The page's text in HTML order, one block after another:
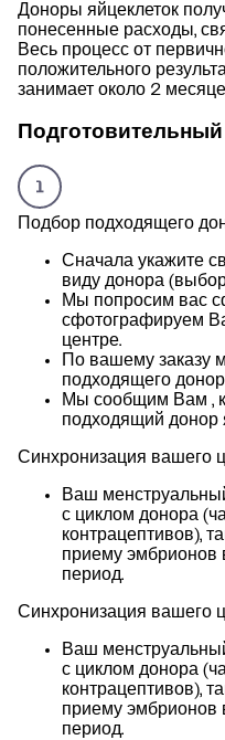
Доноры яйцеклеток
понесенные расходы,
Весь процесс от
положительного
занимает около 2
Подготовительный
Подбор подходящего
Сначала укажите
виду донора
Мы попросим вас
сфотографируем
центре.
По вашему заказу
подходящего
Мы сообщим Вам ,
подходящий донор
Синхронизация вашего
Ваш
с циклом донора
контрацептивов),
приему эмбрионов
период.
Синхронизация вашего
Ваш
с циклом донора
контрацептивов),
приему эмбрионов
период.